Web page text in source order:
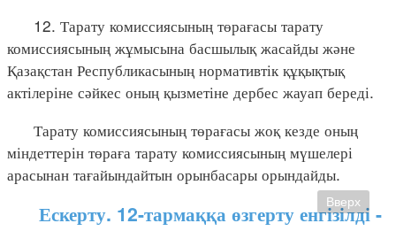
12. Тарату комиссиясының төрағасы тарату
комиссиясының жұмысына басшылық жасайды және
Қазақстан Республикасының нормативтік құқықтық
актілеріне сәйкес оның қызметіне дербес жауап береді.
Тарату комиссиясының төрағасы жоқ кезде оның
міндеттерін төраға тарату комиссиясының мүшелері
арасынан тағайындайтын орынбасары орындайды.
Ескерту. 12-тармаққа өзгерту енгізілді -
Вверх